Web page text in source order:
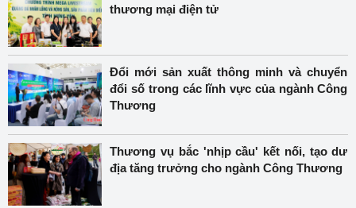
thương mại điện tử
Đổi mới sản xuất thông minh và chuyển
đổi số trong các lĩnh vực của ngành Công
Thương
Thương vụ bắc 'nhịp cầu' kết nối, tạo dư
địa tăng trưởng cho ngành Công Thương